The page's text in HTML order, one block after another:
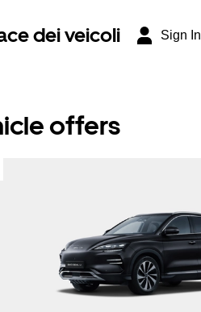
dei veicoli Sign In
offers